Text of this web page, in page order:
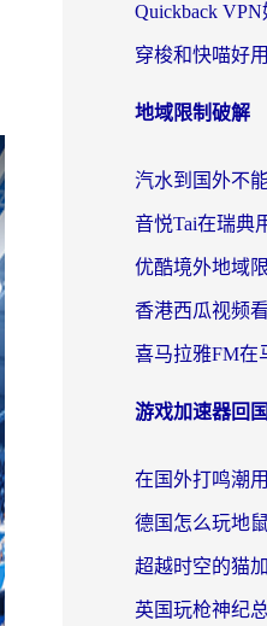
地域限制破解
游戏加速器回国